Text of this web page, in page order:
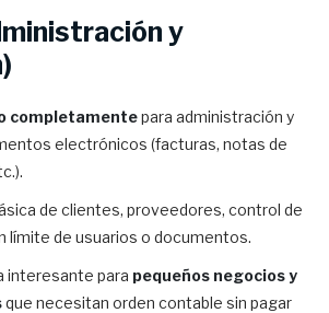
y
completamentepara administración y
electrónicos (facturas, notas de
de clientes, proveedores, control de
límite de usuarios o documentos.
interesante para pequeños negocios y
que necesitan orden contable sin pagar